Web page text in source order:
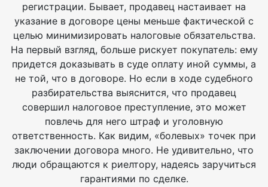
регистрации. Бывает, продавец настаивает на
указание в договоре цены меньше фактической с
целью минимизировать налоговые обязательства.
На первый взгляд, больше рискует покупатель: ему
придется доказывать в суде оплату иной суммы, а
не той, что в договоре. Но если в ходе судебного
разбирательства выяснится, что продавец
совершил налоговое преступление, это может
повлечь для него штраф и уголовную
ответственность. Как видим, «болевых» точек при
заключении договора много. Не удивительно, что
люди обращаются к риелтору, надеясь заручиться
гарантиями по сделке.